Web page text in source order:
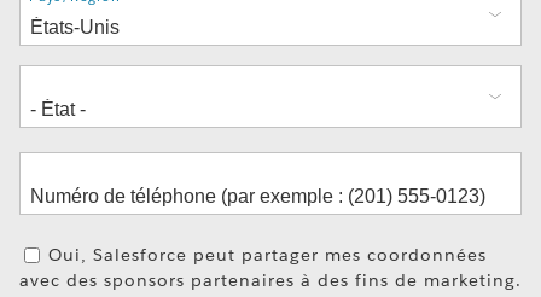
Oui, Salesforce peut partager mes coordonnées
avec des sponsors partenaires à des fins de marketing.